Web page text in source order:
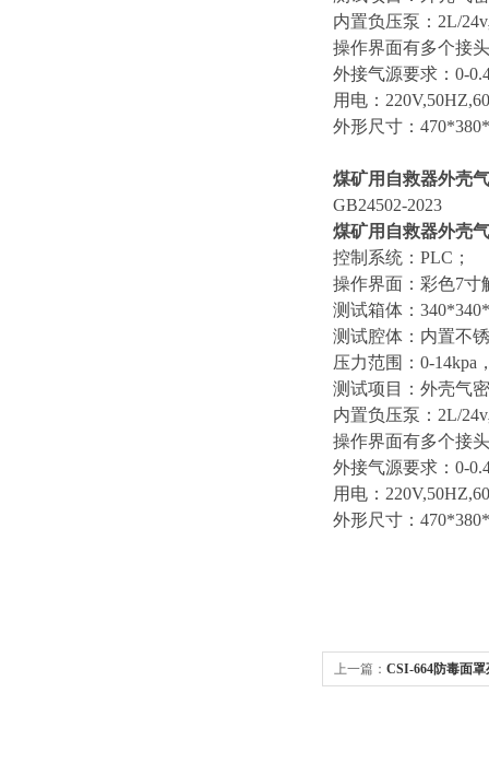
内置负压泵：2L/
操作界面有多个接
外接气源要求：0-
用电：
外形尺寸：
煤矿用自救器外壳
GB24502-2023
煤矿用自救器外壳
控制系统：PLC ；
操作界面：彩色7寸
测试箱体：
测试腔体：内置不
压力范围：0-14kpa
测试项目：外壳气
内置负压泵：2L/
操作界面有多个接
外接气源要求：0-
用电：
外形尺寸：
上一篇： CSI-664防毒面